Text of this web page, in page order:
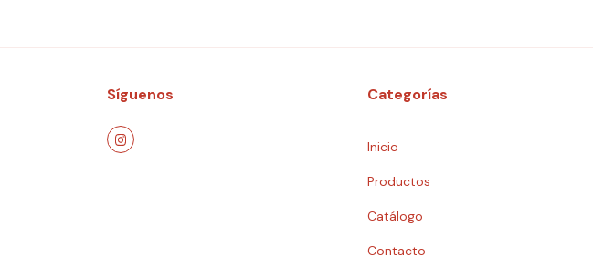
Síguenos Categorías
Inicio
Productos
Catálogo
Contacto